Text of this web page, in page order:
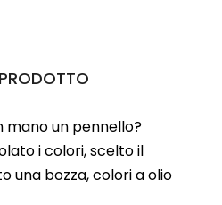
mano un pennello?
i colori, scelto il
una bozza, colori a olio